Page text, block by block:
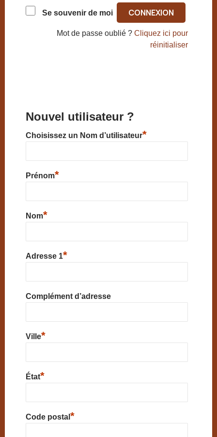
Se souvenir de moi
Mot de passe oublié ?Cliquez ici pour
réinitialiser
Nouvel utilisateur ?
Choisissez un Nom d’utilisateur*
Prénom*
Nom*
Adresse 1*
Complément d’adresse
Ville*
État*
Code postal *